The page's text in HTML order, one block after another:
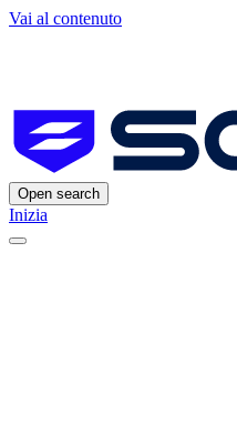
Vai al contenuto
Open search
Inizia